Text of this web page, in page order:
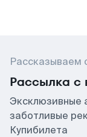
Рассказываем
Рассылка с
Эксклюзивные
заботливые
Купибилета